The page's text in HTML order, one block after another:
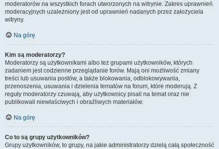
moderatorów na wszystkich forach utworzonych na witrynie. Zakres uprawnień
moderacyjnych uzależniony jest od uprawnień nadanych przez założyciela
witryny.
Na górę
Kim są moderatorzy?
Moderatorzy są użytkownikami albo też grupami użytkowników, których
zadaniem jest codzienne przeglądanie forów. Mają oni możliwość zmiany
treści lub usuwania postów, a także blokowania, odblokowywania,
przenoszenia, usuwania i dzielenia tematów na forum, które moderują. Z
reguły moderatorzy czuwają, aby użytkownicy pisali na temat oraz nie
publikowali niewłaściwych i obraźliwych materiałów.
Na górę
Co to są grupy użytkowników?
Grupy użytkowników, to grupy, na jakie administratorzy dzielą całą społeczność